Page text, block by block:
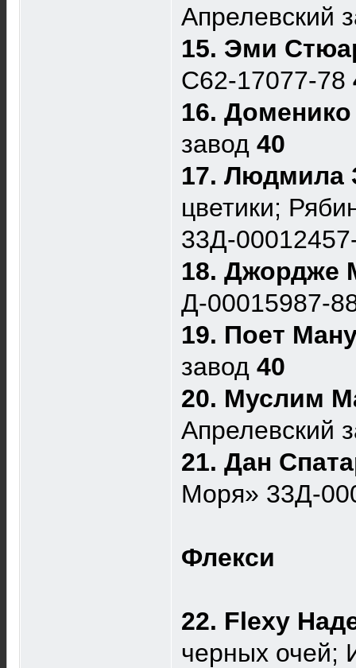
Апрелевский
15. Эми
C62-17077-78
16.
завод 40
17. Людмила
цветики;
33Д-
18. Джордже
Д-00015987-
19. Поет
завод 40
20. Муслим
Апрелевский
21. Дан
Моря» 33Д-
Флекси
22. Flexy
черных очей;